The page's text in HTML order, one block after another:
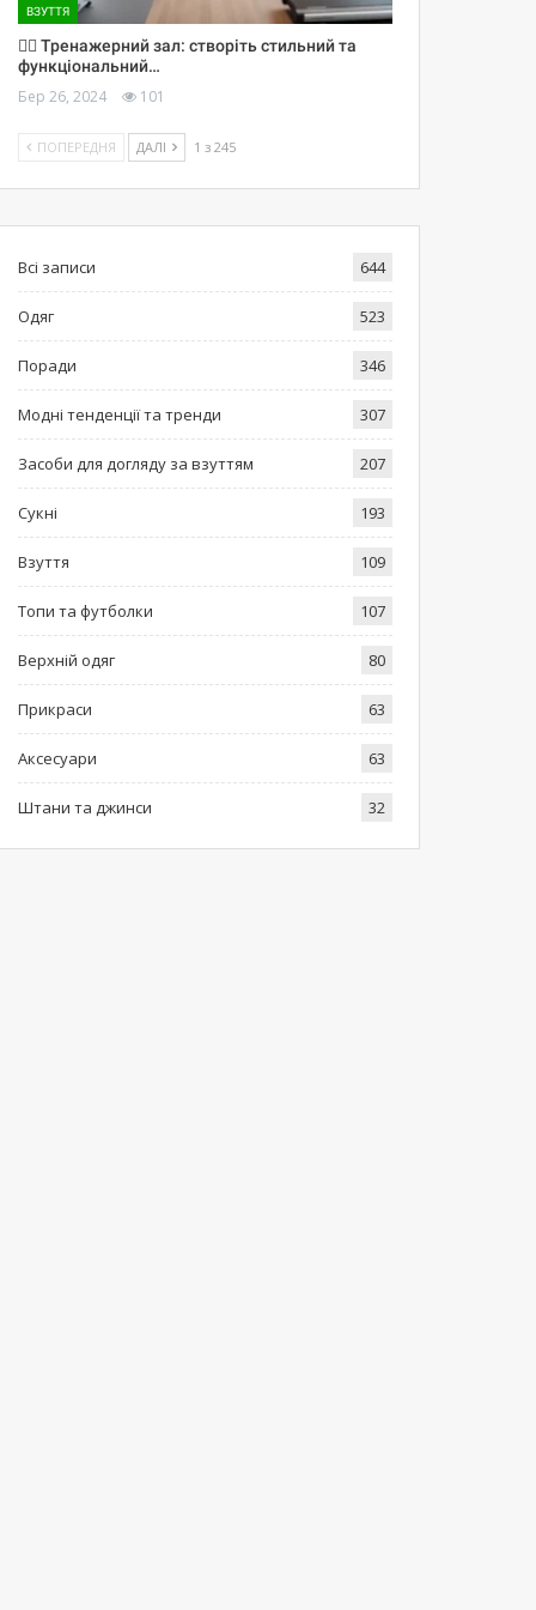
ВЗУТТЯ
🏋️‍♀️ Тренажерний зал: створіть стильний та
функціональний…
Бер 26, 2024 101
ПОПЕРЕДНЯ ДАЛІ 1 з 245
Всі записи 644
Одяг 523
Поради 346
Модні тенденції та тренди 307
Засоби для догляду за взуттям 207
Сукні 193
Взуття 109
Топи та футболки 107
Верхній одяг 80
Прикраси 63
Аксесуари 63
Штани та джинси 32